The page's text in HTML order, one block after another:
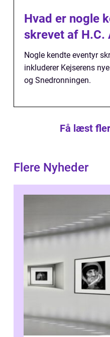
Hvad er nogle
skrevet af H.C.
Nogle kendte eventyr
inkluderer Kejserens
og Snedronningen.
Få læst
Flere Nyheder